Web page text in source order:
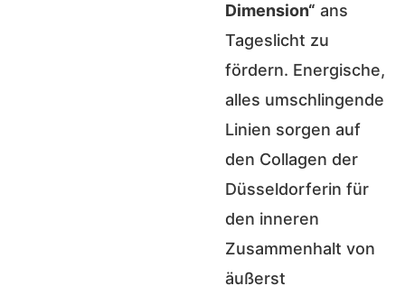
Dimension“ ans
Tageslicht zu
fördern. Energische,
alles umschlingende
Linien sorgen auf
den Collagen der
Düsseldorferin für
den inneren
Zusammenhalt von
äußerst